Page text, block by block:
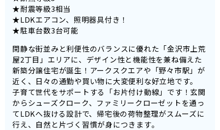
★耐震等級3相当
★LDKエアコン、照明器具付き！
★駐車台数3台可能
閑静な街並みと利便性のバランスに優れた「金沢市上荒
屋2丁目」エリアに、デザイン性と機能性を兼ね備えた
新築分譲住宅が誕生！アークスクエアや「野々市駅」が
近く、日々の通勤や買い物に大変便利な好立地です。
子育て世代をサポートする「お片付け動線」です！玄関
からシューズクローク、ファミリークローゼットを通っ
てLDKへ抜ける設計で、帰宅後の荷物整理がスムーズに
行え、自然と片づく習慣が身につきます。